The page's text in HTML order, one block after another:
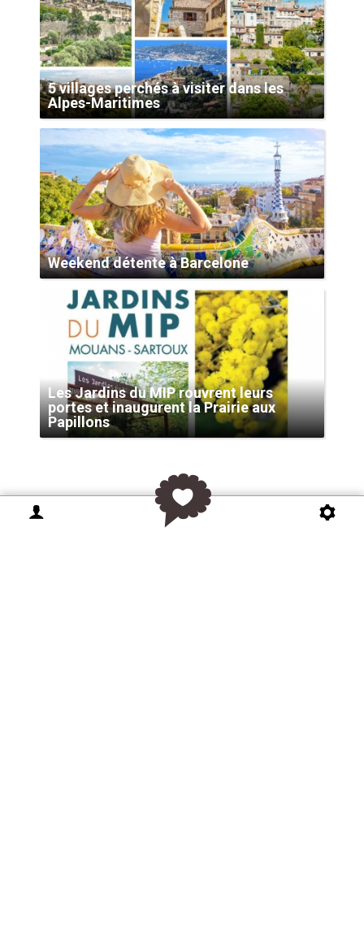
5 villages perchés à visiter dans les
Alpes-Maritimes
Weekend détente à Barcelone
Les Jardins du MIP rouvrent leurs
portes et inaugurent la Prairie aux
Papillons